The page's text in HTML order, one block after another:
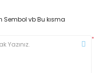
Sembol vb Bu kısma
*